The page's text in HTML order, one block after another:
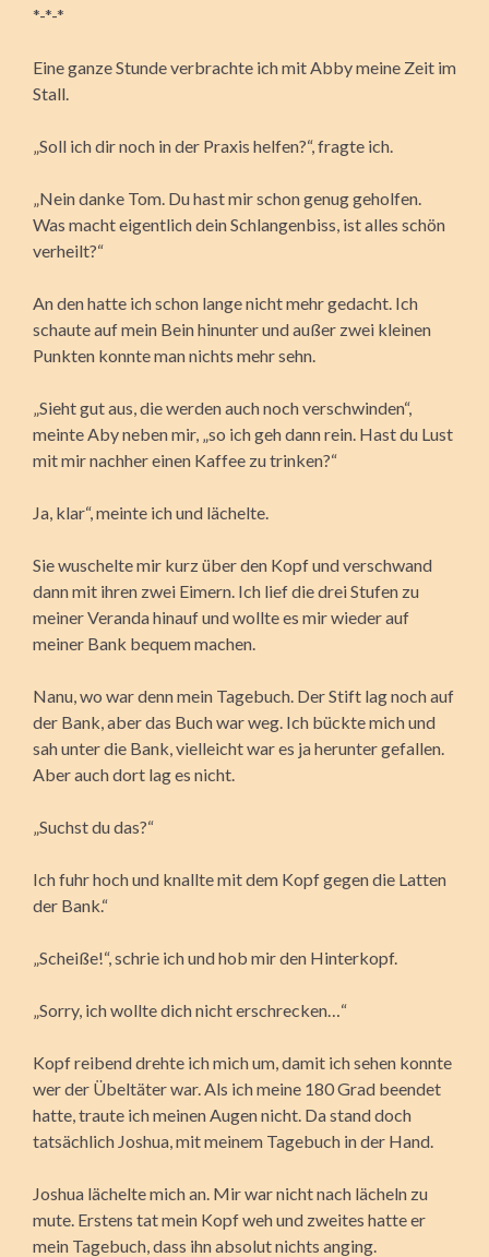
*-*-*
Eine ganze Stunde verbrachte ich mit Abby meine Zeit im
Stall.
„Soll ich dir noch in der Praxis helfen?“, fragte ich.
„Nein danke Tom. Du hast mir schon genug geholfen.
Was macht eigentlich dein Schlangenbiss, ist alles schön
verheilt?“
An den hatte ich schon lange nicht mehr gedacht. Ich
schaute auf mein Bein hinunter und außer zwei kleinen
Punkten konnte man nichts mehr sehn.
„Sieht gut aus, die werden auch noch verschwinden“,
meinte Aby neben mir, „so ich geh dann rein. Hast du Lust
mit mir nachher einen Kaffee zu trinken?“
Ja, klar“, meinte ich und lächelte.
Sie wuschelte mir kurz über den Kopf und verschwand
dann mit ihren zwei Eimern. Ich lief die drei Stufen zu
meiner Veranda hinauf und wollte es mir wieder auf
meiner Bank bequem machen.
Nanu, wo war denn mein Tagebuch. Der Stift lag noch auf
der Bank, aber das Buch war weg. Ich bückte mich und
sah unter die Bank, vielleicht war es ja herunter gefallen.
Aber auch dort lag es nicht.
„Suchst du das?“
Ich fuhr hoch und knallte mit dem Kopf gegen die Latten
der Bank.“
„Scheiße!“, schrie ich und hob mir den Hinterkopf.
„Sorry, ich wollte dich nicht erschrecken…“
Kopf reibend drehte ich mich um, damit ich sehen konnte
wer der Übeltäter war. Als ich meine 180 Grad beendet
hatte, traute ich meinen Augen nicht. Da stand doch
tatsächlich Joshua, mit meinem Tagebuch in der Hand.
Joshua lächelte mich an. Mir war nicht nach lächeln zu
mute. Erstens tat mein Kopf weh und zweites hatte er
mein Tagebuch, dass ihn absolut nichts anging.